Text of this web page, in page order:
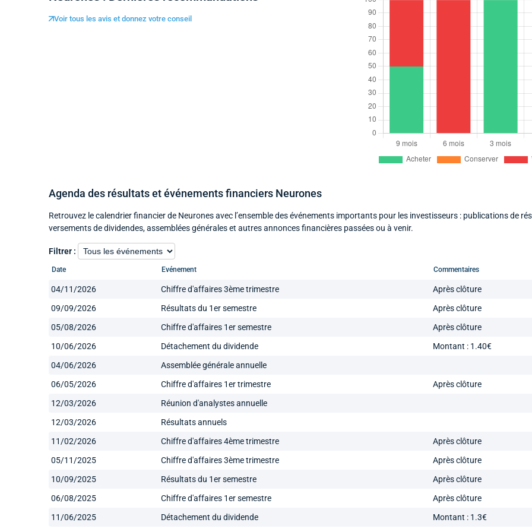
Voir tous les avis et donnez votre conseil
Agenda des résultats et événements financiers Neurones
Retrouvez le calendrier financier de Neurones avec l’ensemble des événements importants pour les investisseurs : publications de
versements de dividendes, assemblées générales et autres annonces financières passées ou à venir.
Filtrer :
Date Evénement Commentaires
04/11/2026 Chiffre d'affaires 3ème trimestre
Après clôture
09/09/2026
Résultats du 1er semestre
Après clôture
05/08/2026
Chiffre d'affaires 1er semestre
Après clôture
10/06/2026
Détachement du dividende
Montant : 1.40€
04/06/2026
Assemblée générale annuelle
06/05/2026
Chiffre d'affaires 1er trimestre
Après clôture
12/03/2026
Réunion d'analystes annuelle
12/03/2026
Résultats annuels
11/02/2026
Chiffre d'affaires 4ème trimestre
Après clôture
05/11/2025
Chiffre d'affaires 3ème trimestre
Après clôture
10/09/2025
Résultats du 1er semestre
Après clôture
06/08/2025
Chiffre d'affaires 1er semestre
Après clôture
11/06/2025
Détachement du dividende
Montant : 1.3€